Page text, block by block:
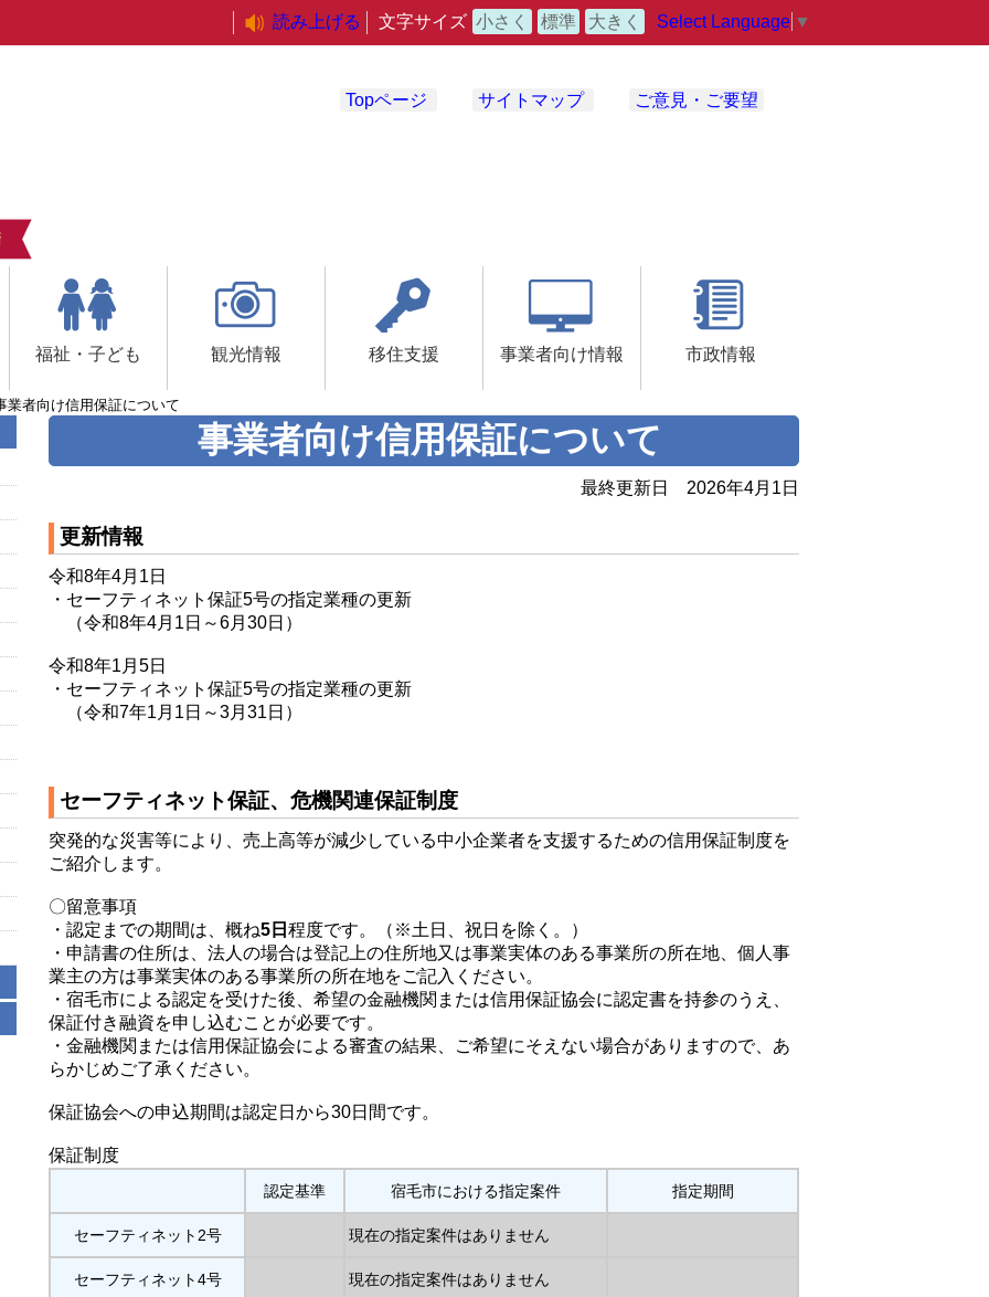
読み上げる 文字サイズ 小さく 標準 大きく Select Language ▼
Topページ サイトマップ ご意見・ご要望
福祉・子ども 観光情報 移住支援 事業者向け情報 市政情報
業者向け信用保証について
事業者向け信用保証について
最終更新日 2026年4月1日
更新情報
令和8年4月1日
・セーフティネット保証5号の指定業種の更新
（令和8年4月1日～6月30日）
令和8年1月5日
・セーフティネット保証5号の指定業種の更新
（令和7年1月1日～3月31日）
セーフティネット保証、危機関連保証制度
突発的な災害等により、売上高等が減少している中小企業者を支援するための信用保証制度を
ご紹介します。
〇留意事項
・認定までの期間は、概ね5日 程度です。（※土日、祝日を除く。）
・申請書の住所は、法人の場合は登記上の住所地又は事業実体のある事業所の所在地、個人事
業主の方は事業実体のある事業所の所在地をご記入ください。
・宿毛市による認定を受けた後、希望の金融機関または信用保証協会に認定書を持参のうえ、
保証付き融資を申し込むことが必要です。
・金融機関または信用保証協会による審査の結果、ご希望にそえない場合がありますので、あ
らかじめご了承ください。
保証協会への申込期間は認定日から30日間です。
保証制度
認定基準 宿毛市における指定案件 指定期間
セーフティネット2号 現在の指定案件はありません
セーフティネット4号 現在の指定案件はありません